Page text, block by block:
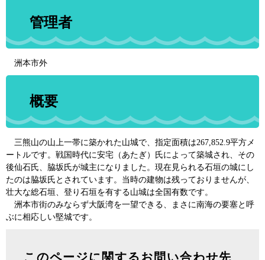
管理者
洲本市外
概要
三熊山の山上一帯に築かれた山城で、指定面積は267,852.9平方メ
ートルです。戦国時代に安宅（あたぎ）氏によって築城され、その
後仙石氏、脇坂氏が城主になりました。現在見られる石垣の城にし
たのは脇坂氏とされています。当時の建物は残っておりませんが、
壮大な総石垣、登り石垣を有する山城は全国有数です。
洲本市街のみならず大阪湾を一望できる、まさに南海の要塞と呼
ぶに相応しい堅城です。
このページに関するお問い合わせ先